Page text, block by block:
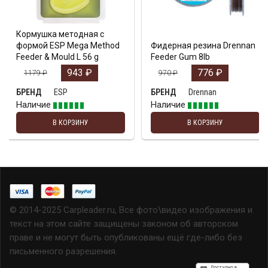
Кормушка методная с
формой ESP Mega Method
Feeder & Mould L 56 g
1179₽ 943 ₽
БРЕНД
ESP
Наличие
В КОРЗИНУ
Фидерная резина Drennan
Feeder Gum 8lb
970₽ 776 ₽
БРЕНД
Drennan
Наличие
В КОРЗИНУ
© 2014-2025 Carpleader.ru, Все фото\видео изображения и
текст на этом сайте защищены законом об авторском
праве и не могут быть опубликованы ещё где-либо без
письменного разрешения.